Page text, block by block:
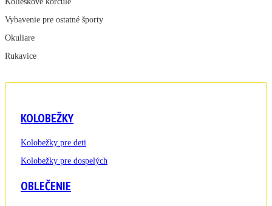
Vybavenie pre ostatné športy
Okuliare
Rukavice
KOLOBEŽKY
Kolobežky pre deti
Kolobežky pre dospelých
OBLEČENIE